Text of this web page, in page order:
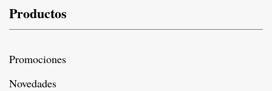
Productos
Promociones
Novedades